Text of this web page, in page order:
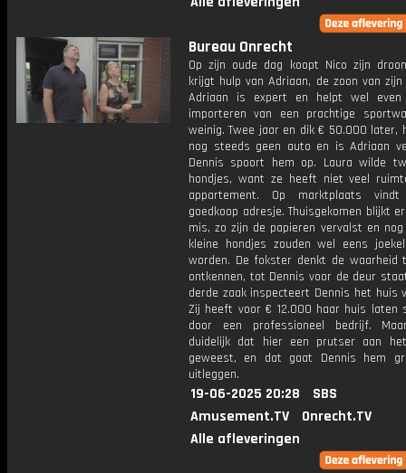
Bureau Onrecht
Op zijn oude dag koopt Nico zijn
krijgt hulp van Adriaan, de zoon van zijn
Adriaan is expert en helpt wel
importeren van een prachtige
weinig. Twee jaar en dik € 50.000 later,
nog steeds geen auto en is Adriaan
Dennis spoort hem op. Laura wilde
hondjes, want ze heeft niet veel
appartement. Op marktplaats
goedkoop adresje. Thuisgekomen blijkt
mis, zo zijn de papieren vervalst en
kleine hondjes zouden wel eens
worden. De fokster denkt de waarheid
ontkennen, tot Dennis voor de deur
derde zaak inspecteert Dennis het huis
Zij heeft voor € 12.000 haar huis laten
door een professioneel bedrijf.
duidelijk dat hier een prutser aan
geweest, en dat gaat Dennis hem
uitleggen.
19-06-2025 20:28
SBS
Amusement.TV
Onrecht.TV
Alle afleveringen